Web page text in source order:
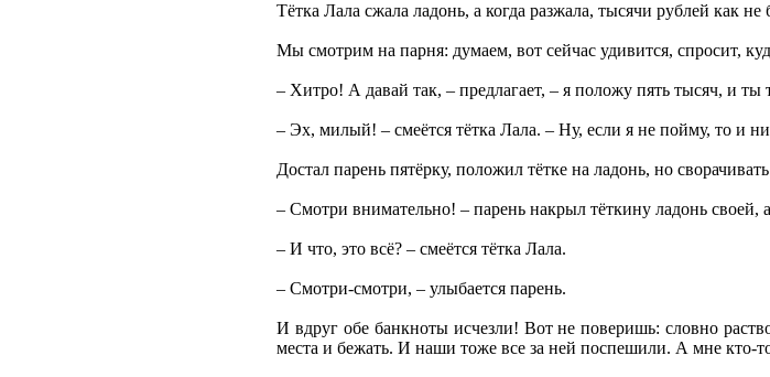
Тётка Лала сжала ладонь, а когда разжала, тысячи рублей как
Мы смотрим на парня: думаем, вот сейчас удивится, спросит,
– Хитро! А давай так, – предлагает, – я положу пять тысяч, и
– Эх, милый! – смеётся тётка Лала. – Ну, если я не пойму, то и
Достал парень пятёрку, положил тётке на ладонь, но
– Смотри внимательно! – парень накрыл тёткину ладонь
– И что, это всё? – смеётся тётка Лала.
– Смотри-смотри, – улыбается парень.
И вдруг обе банкноты исчезли! Вот не поверишь: словно
места и бежать. И наши тоже все за ней поспешили. А мне кто-